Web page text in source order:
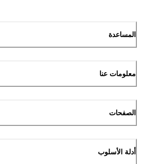
المساعدة
معلومات عنا
الصفحات
أدلة الأسلوب